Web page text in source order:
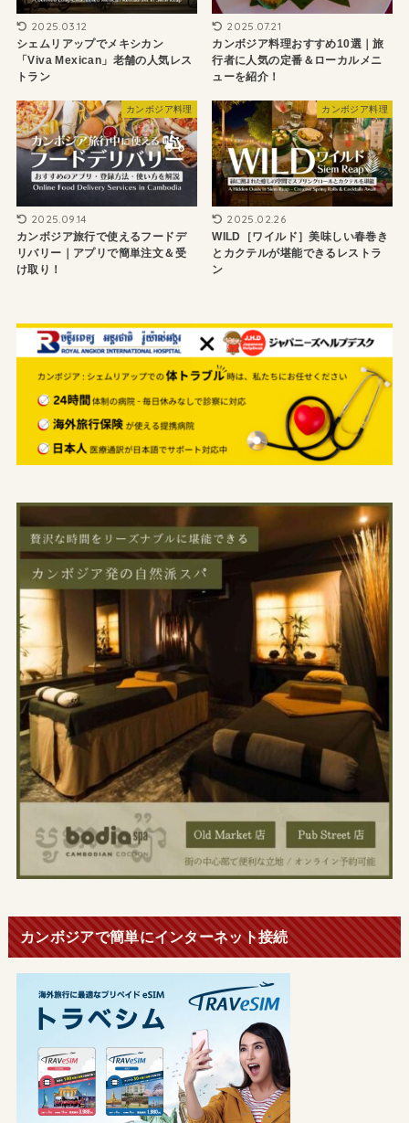
2025.03.12
シェムリアップでメキシカン
「Viva Mexican」老舗の人気レス
トラン
2025.07.21
カンボジア料理おすすめ10選｜旅
行者に人気の定番＆ローカルメニ
ューを紹介！
カンボジア料理
2025.09.14
カンボジア旅行で使えるフードデ
リバリー｜アプリで簡単注文＆受
け取り！
カンボジア料理
2025.02.26
WILD［ワイルド］美味しい春巻き
とカクテルが堪能できるレストラ
ン
カンボジアで簡単にインターネット接続